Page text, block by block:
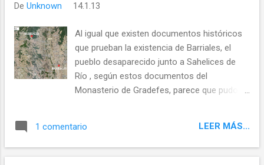
De Unknown 14.1.13
Al igual que existen documentos históricos
que prueban la existencia de Barriales, el
pueblo desaparecido junto a Sahelices de
Río , según estos documentos del
Monasterio de Gradefes, parece que pudo
nombre que hoy pertenecer al término de
Villamartín de Don Sancho Aquí los teneis:
1 comentario LEER MÁS...